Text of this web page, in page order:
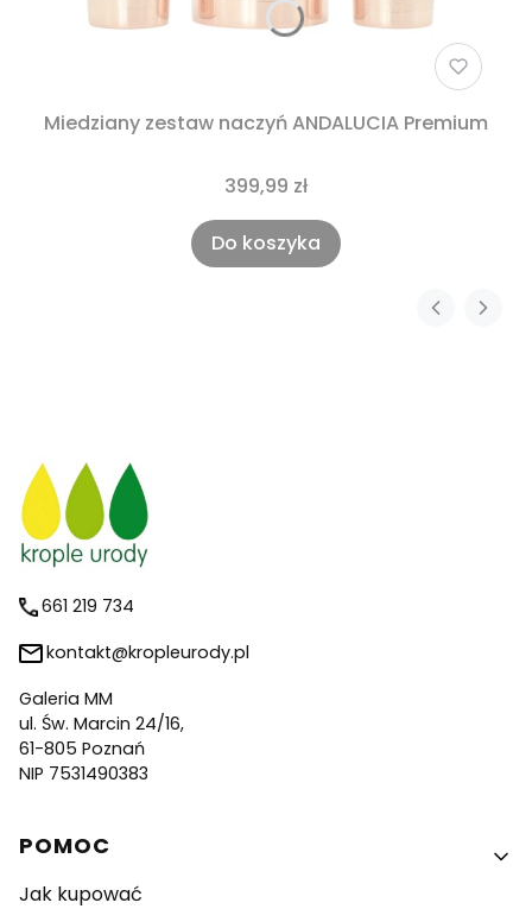
Miedziany zestaw naczyń ANDALUCIA Premium
399,99 zł
Do koszyka
661 219 734
kontakt@kropleurody.pl
Galeria MM
ul. Św. Marcin 24/16,
61-805 Poznań
NIP 7531490383
Linki w stopce
POMOC
Jak kupować